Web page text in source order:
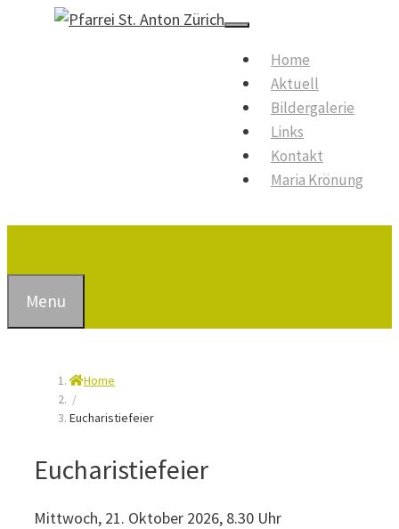
Springe
Home
Aktuell
Bildergalerie
Links
Kontakt
Maria Krönung
Menu
Home
/
Eucharistiefeier
Eucharistiefeier
Mittwoch, 21. Oktober 2026, 8.30 Uhr